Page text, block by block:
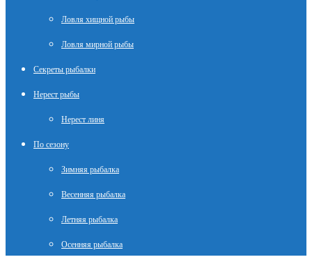
Ловля хищной рыбы
Ловля мирной рыбы
Секреты рыбалки
Нерест рыбы
Нерест линя
По сезону
Зимняя рыбалка
Весенняя рыбалка
Летняя рыбалка
Осенняя рыбалка